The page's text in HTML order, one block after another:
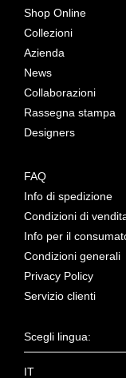
Shop Online
Collezioni
Azienda
News
Collaborazioni
Rassegna stampa
Designers
FAQ
Info di spedizione
Condizioni di
Info per il
Condizioni generali
Privacy Policy
Servizio clienti
Scegli lingua:
IT